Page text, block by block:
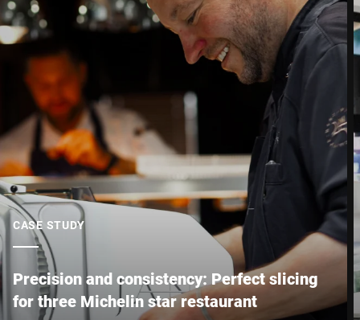
CASE STUDY
Precision and consistency: Perfect slicing
for three Michelin star restaurant